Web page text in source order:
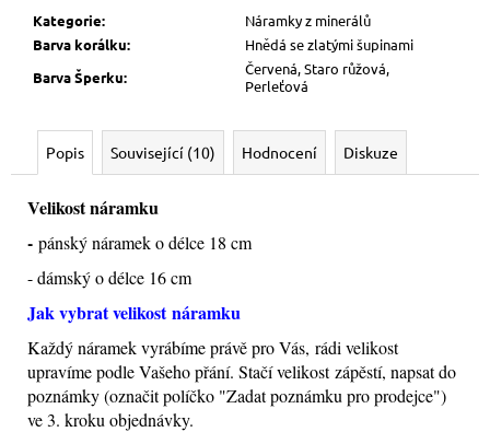
Kategorie:
Náramky z minerálů
Barva korálku:
Hnědá se zlatými šupinami
Barva Šperku:
Červená, Staro růžová,
Perleťová
Popis Související (10) Hodnocení Diskuze
Velikost náramku
- pánský náramek o délce 18 cm
- dámský o délce 16 cm
Jak vybrat velikostnáramku
Každý náramek vyrábíme právě pro Vás, rádi velikost
upravíme podle Vašeho přání. Stačí velikost zápěstí, napsat do
poznámky (označit políčko "Zadat poznámku pro prodejce")
ve 3. kroku objednávky.